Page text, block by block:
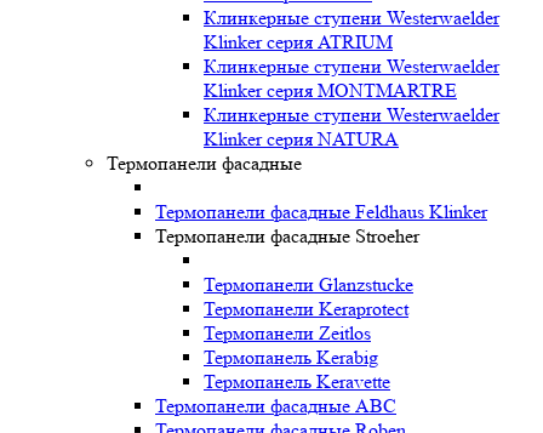
Клинкерные ступени Westerwaelder
Klinker серия ATRIUM
Клинкерные ступени Westerwaelder
Klinker серия MONTMARTRE
Клинкерные ступени Westerwaelder
Klinker серия NATURA
Термопанели фасадные
Термопанели фасадные Feldhaus Klinker
Термопанели фасадные Stroeher
Термопанели Glanzstucke
Термопанели Keraprotect
Термопанели Zeitlos
Термопанель Kerabig
Термопанель Keravette
Термопанели фасадные ABC